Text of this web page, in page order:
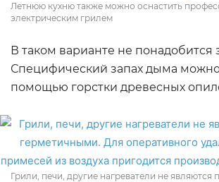
Летнюю кухню также можно оснастить
электрическим грилем
В таком варианте не понадобится
Специфический запах дыма можно
помощью горстки древесных
Грили, печи, другие нагреватели не являются